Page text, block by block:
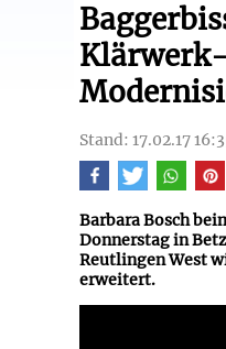
Klärwerk-
Stand: 17.02.17
Barbara Bosch
Donnerstag in
Reutlingen West
erweitert.